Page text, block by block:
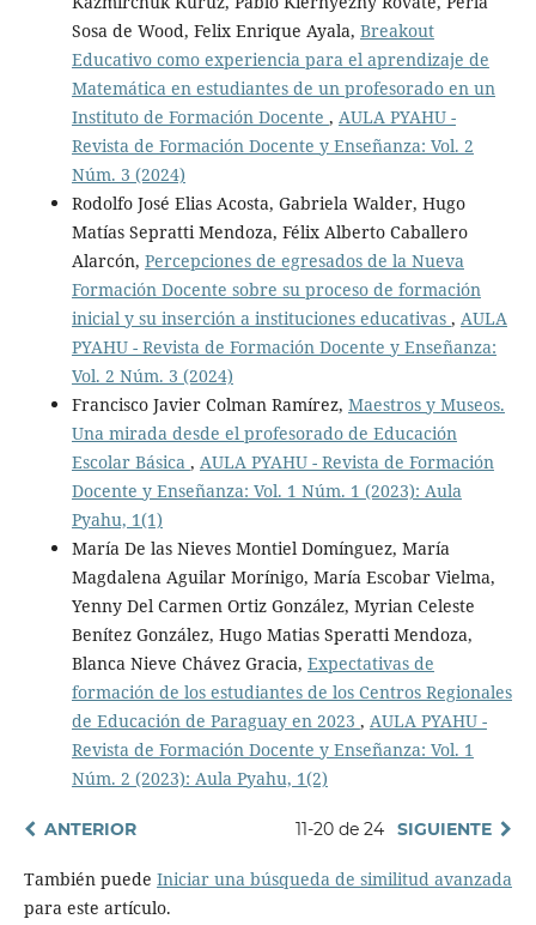
Sosa de Wood, Felix Enrique Ayala, Breakout
Educativo como experiencia para el aprendizaje de
Matemática en estudiantes de un profesorado en un
Instituto de Formación Docente , AULA PYAHU -
Revista de Formación Docente y Enseñanza: Vol. 2
Núm. 3 (2024)
Rodolfo José Elias Acosta, Gabriela Walder, Hugo
Matías Sepratti Mendoza, Félix Alberto Caballero
Alarcón, Percepciones de egresados de la Nueva
Formación Docente sobre su proceso de formación
inicial y su inserción a instituciones educativas , AULA
PYAHU - Revista de Formación Docente y Enseñanza:
Vol. 2 Núm. 3 (2024)
Francisco Javier Colman Ramírez, Maestros y Museos.
Una mirada desde el profesorado de Educación
Escolar Básica , AULA PYAHU - Revista de Formación
Docente y Enseñanza: Vol. 1 Núm. 1 (2023): Aula
Pyahu, 1(1)
María De las Nieves Montiel Domínguez, María
Magdalena Aguilar Morínigo, María Escobar Vielma,
Yenny Del Carmen Ortiz González, Myrian Celeste
Benítez González, Hugo Matias Speratti Mendoza,
Blanca Nieve Chávez Gracia, Expectativas de
formación de los estudiantes de los Centros Regionales
de Educación de Paraguay en 2023 , AULA PYAHU -
Revista de Formación Docente y Enseñanza: Vol. 1
Núm. 2 (2023): Aula Pyahu, 1(2)
ANTERIOR 11-20 de 24 SIGUIENTE
También puede Iniciar una búsqueda de similitud avanzada
para este artículo.